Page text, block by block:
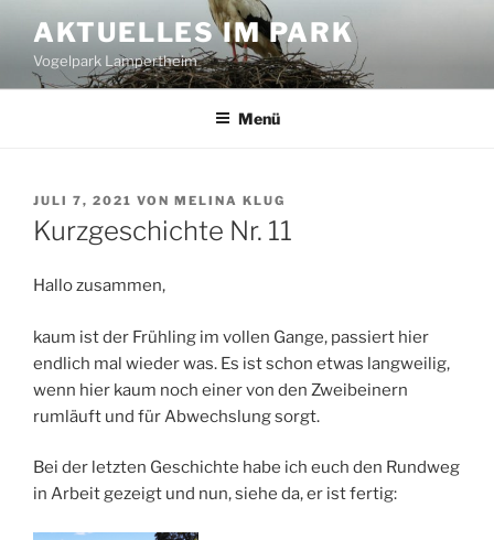
Inhalt
springen
AKTUELLES IM PARK
Vogelpark Lampertheim
Menü
VERÖFFENTLICHT
AM
JULI 7, 2021 VON MELINA KLUG
Kurzgeschichte Nr. 11
Hallo zusammen,
kaum ist der Frühling im vollen Gange, passiert hier
endlich mal wieder was. Es ist schon etwas langweilig,
wenn hier kaum noch einer von den Zweibeinern
rumläuft und für Abwechslung sorgt.
Bei der letzten Geschichte habe ich euch den Rundweg
in Arbeit gezeigt und nun, siehe da, er ist fertig: